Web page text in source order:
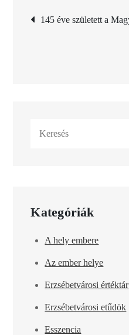
145 éve született a
Kategóriák
A hely embere
Az ember helye
Erzsébetvárosi értéktár
Erzsébetvárosi etűdök
Esszencia